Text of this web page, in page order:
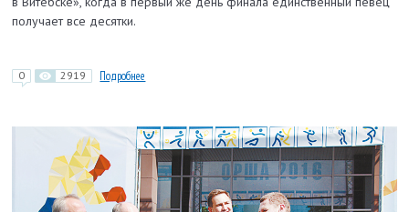
получает все десятки.
0 2919 Подробнее